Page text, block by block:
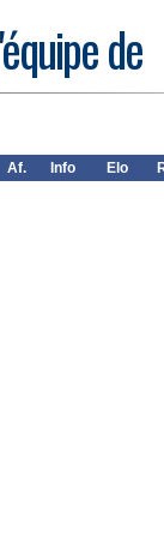
de
Af. Info Elo